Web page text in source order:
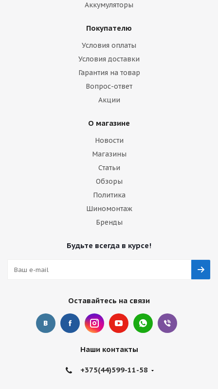
Аккумуляторы
Покупателю
Условия оплаты
Условия доставки
Гарантия на товар
Вопрос-ответ
Акции
О магазине
Новости
Магазины
Статьи
Обзоры
Политика
Шиномонтаж
Бренды
Будьте всегда в курсе!
Оставайтесь на связи
Наши контакты
+375(44)599-11-58